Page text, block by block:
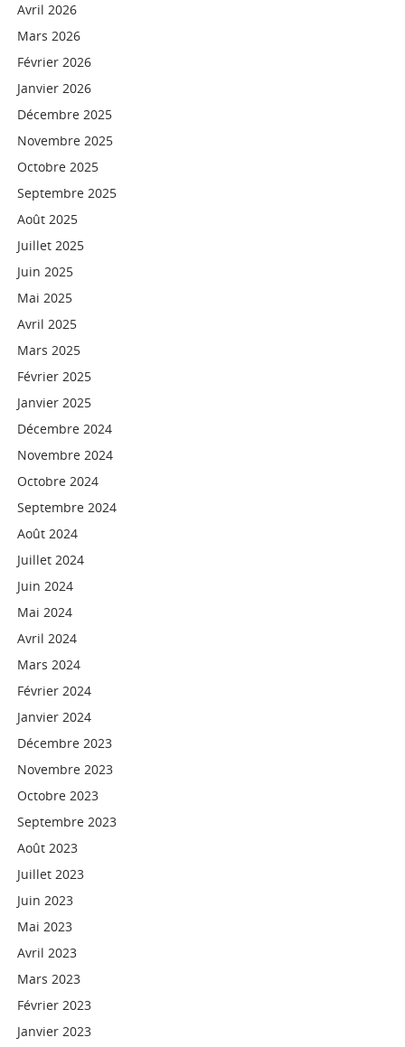
Avril 2026
Mars 2026
Février 2026
Janvier 2026
Décembre 2025
Novembre 2025
Octobre 2025
Septembre 2025
Août 2025
Juillet 2025
Juin 2025
Mai 2025
Avril 2025
Mars 2025
Février 2025
Janvier 2025
Décembre 2024
Novembre 2024
Octobre 2024
Septembre 2024
Août 2024
Juillet 2024
Juin 2024
Mai 2024
Avril 2024
Mars 2024
Février 2024
Janvier 2024
Décembre 2023
Novembre 2023
Octobre 2023
Septembre 2023
Août 2023
Juillet 2023
Juin 2023
Mai 2023
Avril 2023
Mars 2023
Février 2023
Janvier 2023